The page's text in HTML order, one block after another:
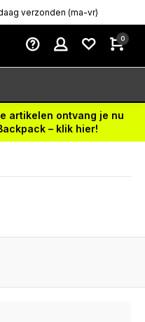
verzonden (ma-vr)
0
artikelen ontvang je nu
– klik hier!